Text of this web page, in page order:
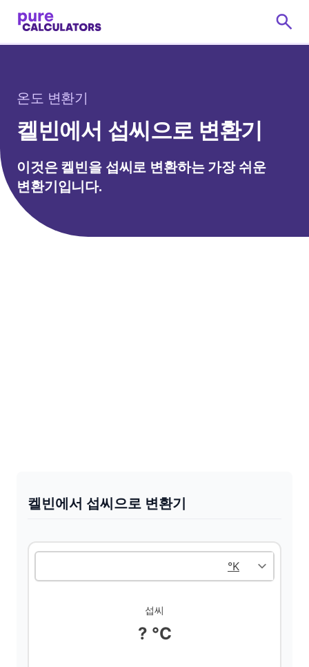
온도 변환기
켈빈에서 섭씨으로 변환기
이것은 켈빈을 섭씨로 변환하는 가장 쉬운
변환기입니다.
켈빈에서 섭씨으로 변환기
섭씨
? °C